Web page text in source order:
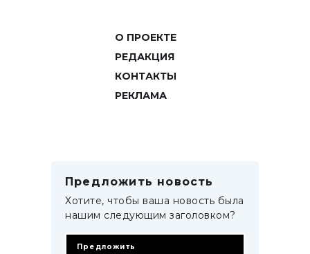
О ПРОЕКТЕ
РЕДАКЦИЯ
КОНТАКТЫ
РЕКЛАМА
Предложить новость
Хотите, чтобы ваша новость была
нашим следующим заголовком?
Предложить